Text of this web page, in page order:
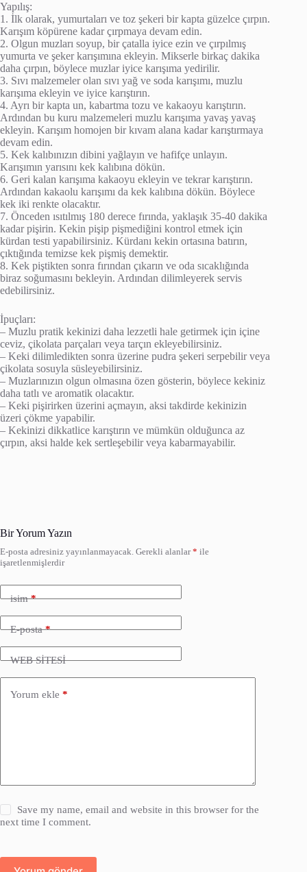
Yapılış:
1. İlk olarak, yumurtaları ve toz şekeri bir kapta güzelce çırpın.
Karışım köpürene kadar çırpmaya devam edin.
2. Olgun muzları soyup, bir çatalla iyice ezin ve çırpılmış
yumurta ve şeker karışımına ekleyin. Mikserle birkaç dakika
daha çırpın, böylece muzlar iyice karışıma yedirilir.
3. Sıvı malzemeler olan sıvı yağ ve soda karışımı, muzlu
karışıma ekleyin ve iyice karıştırın.
4. Ayrı bir kapta un, kabartma tozu ve kakaoyu karıştırın.
Ardından bu kuru malzemeleri muzlu karışıma yavaş yavaş
ekleyin. Karışım homojen bir kıvam alana kadar karıştırmaya
devam edin.
5. Kek kalıbınızın dibini yağlayın ve hafifçe unlayın.
Karışımın yarısını kek kalıbına dökün.
6. Geri kalan karışıma kakaoyu ekleyin ve tekrar karıştırın.
Ardından kakaolu karışımı da kek kalıbına dökün. Böylece
kek iki renkte olacaktır.
7. Önceden ısıtılmış 180 derece fırında, yaklaşık 35-40 dakika
kadar pişirin. Kekin pişip pişmediğini kontrol etmek için
kürdan testi yapabilirsiniz. Kürdanı kekin ortasına batırın,
çıktığında temizse kek pişmiş demektir.
8. Kek piştikten sonra fırından çıkarın ve oda sıcaklığında
biraz soğumasını bekleyin. Ardından dilimleyerek servis
edebilirsiniz.
İpuçları:
– Muzlu pratik kekinizi daha lezzetli hale getirmek için içine
ceviz, çikolata parçaları veya tarçın ekleyebilirsiniz.
– Keki dilimledikten sonra üzerine pudra şekeri serpebilir veya
çikolata sosuyla süsleyebilirsiniz.
– Muzlarınızın olgun olmasına özen gösterin, böylece kekiniz
daha tatlı ve aromatik olacaktır.
– Keki pişirirken üzerini açmayın, aksi takdirde kekinizin
üzeri çökme yapabilir.
– Kekinizi dikkatlice karıştırın ve mümkün olduğunca az
çırpın, aksi halde kek sertleşebilir veya kabarmayabilir.
Bir Yorum Yazın
E-posta adresiniz yayınlanmayacak. Gerekli alanlar* ile
işaretlenmişlerdir
isim*
E-posta*
WEB SİTESİ
Yorum ekle *
Save my name, email and website in this browser for the
next time I comment.